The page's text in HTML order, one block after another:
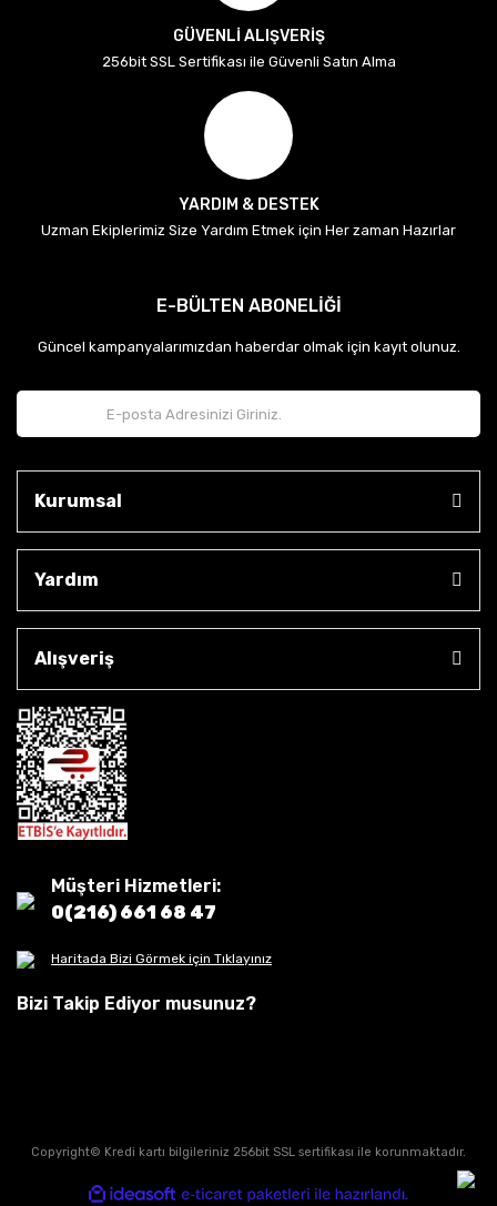
GÜVENLİ ALIŞVERİŞ
256bit SSL Sertifikası ile Güvenli Satın Alma
YARDIM & DESTEK
Uzman Ekiplerimiz Size Yardım Etmek için Her zaman Hazırlar
E-BÜLTEN ABONELİĞİ
Güncel kampanyalarımızdan haberdar olmak için kayıt olunuz.
Kurumsal
Yardım
Alışveriş
Müşteri Hizmetleri:
0(216) 661 68 47
Haritada Bizi Görmek için Tıklayınız
Bizi Takip Ediyor musunuz?
Copyright© Kredi kartı bilgileriniz 256bit SSL sertifikası ile korunmaktadır.
ideasoft e-